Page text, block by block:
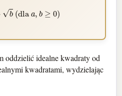
(dla a, )
oddzielić idealne kwadraty od
kwadratami, wydzielając